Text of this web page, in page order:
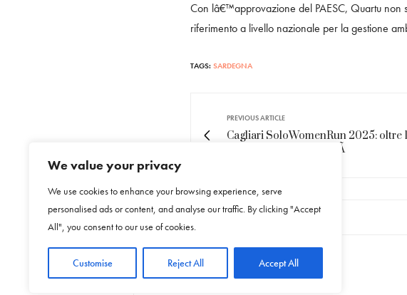
We value your privacy
We use cookies to enhance your browsing experience, serve
personalised ads or content, and analyse our traffic. By clicking "Accept
All", you consent to our use of cookies.
Customise Reject All Accept All
Con lâ€™approvazione del PAESC, Quartu non
riferimento a livello nazionale per la gestione
TAGS: SARDEGNA
PREVIOUS ARTICLE
Cagliari SoloWomenRun 2025: oltre
la corsa della solidarietÃ
NO COMMENTS YET
Leave a Reply